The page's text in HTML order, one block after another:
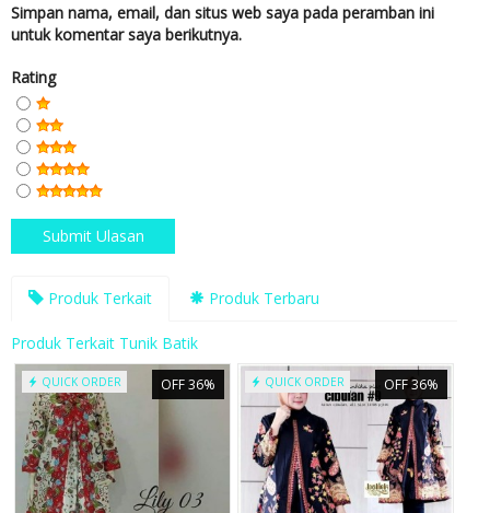
Simpan nama, email, dan situs web saya pada peramban ini
untuk komentar saya berikutnya.
Rating
Produk Terkait Produk Terbaru
Produk Terkait Tunik Batik
OFF 36%
QUICK ORDER OFF 36%
QUICK ORDER